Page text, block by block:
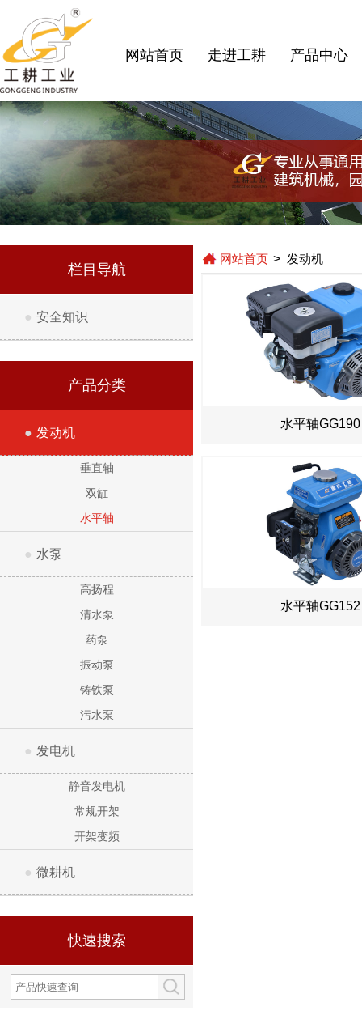
网站首页 走进工耕 产品中心
栏目导航
● 安全知识
产品分类
● 发动机
垂直轴
双缸
水平轴
● 水泵
高扬程
清水泵
药泵
振动泵
铸铁泵
污水泵
● 发电机
静音发电机
常规开架
开架变频
● 微耕机
快速搜索
网站首页 > 发动机
水平轴GG190
水平轴GG152